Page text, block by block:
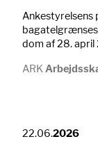
Ankestyrelsens
dom af 28.
ARK
22.06.2026